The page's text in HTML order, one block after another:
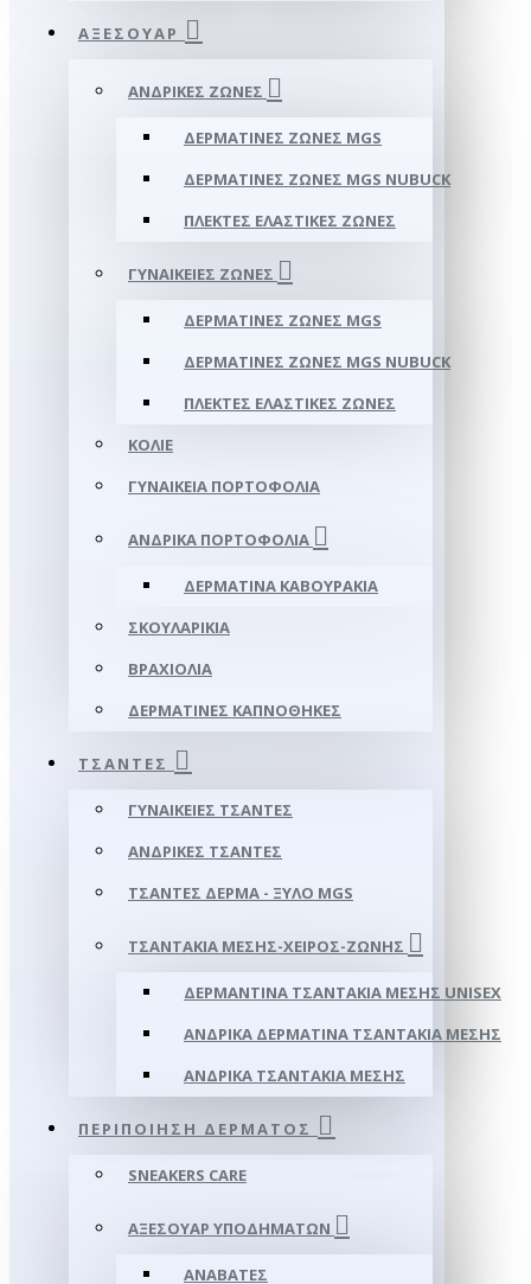
ΑΞΕΣΟΥΑΡ
ΑΝΔΡΙΚΈΣ ΖΏΝΕΣ
ΔΕΡΜΆΤΙΝΕΣ ΖΏΝΕΣ MGS
ΔΕΡΜΆΤΙΝΕΣ ΖΏΝΕΣ MGS NUBUCK
ΠΛΕΚΤΈΣ ΕΛΑΣΤΙΚΈΣ ΖΏΝΕΣ
ΓΥΝΑΙΚΕΊΕΣ ΖΏΝΕΣ
ΔΕΡΜΆΤΙΝΕΣ ΖΏΝΕΣ MGS
ΔΕΡΜΆΤΙΝΕΣ ΖΏΝΕΣ MGS NUBUCK
ΠΛΕΚΤΈΣ ΕΛΑΣΤΙΚΈΣ ΖΏΝΕΣ
ΚΟΛΙΈ
ΓΥΝΑΙΚΕΊΑ ΠΟΡΤΟΦΌΛΙΑ
ΑΝΔΡΙΚΆ ΠΟΡΤΟΦΌΛΙΑ
ΔΕΡΜΆΤΙΝΑ ΚΑΒΟΥΡΆΚΙΑ
ΣΚΟΥΛΑΡΊΚΙΑ
ΒΡΑΧΙΌΛΙΑ
ΔΕΡΜΆΤΙΝΕΣ ΚΑΠΝΟΘΉΚΕΣ
ΤΣΆΝΤΕΣ
ΓΥΝΑΙΚΕΊΕΣ ΤΣΆΝΤΕΣ
ΑΝΔΡΙΚΈΣ ΤΣΆΝΤΕΣ
ΤΣΆΝΤΕΣ ΔΈΡΜΑ - ΞΎΛΟ MGS
ΤΣΑΝΤΆΚΙΑ ΜΈΣΗΣ-ΧΕΙΡΌΣ-ΖΏΝΗΣ
ΔΕΡΜΆΝΤΙΝΑ ΤΣΑΝΤΆΚΙΑ ΜΈΣΗΣ UNISEX
ΑΝΔΡΙΚΆ ΔΕΡΜΆΤΙΝΑ ΤΣΑΝΤΆΚΙΑ ΜΈΣΗΣ
ΑΝΔΡΙΚΆ ΤΣΑΝΤΆΚΙΑ ΜΈΣΗΣ
ΠΕΡΙΠΟΊΗΣΗ ΔΈΡΜΑΤΟΣ
SNEAKERS CARE
ΑΞΕΣΟΥΑΡ ΥΠΟΔΗΜΆΤΩΝ
ΑΝΑΒΆΤΕΣ